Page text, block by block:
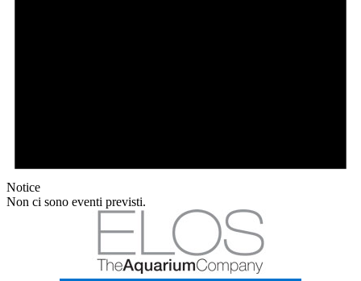
Notice
Non ci sono eventi previsti.